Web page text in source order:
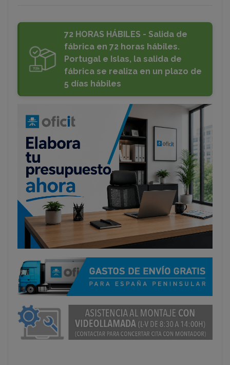
72 HORAS HÁBILES - Salida de
fábrica en 72 horas hábiles.
Portugal e Islas, la salida de
fábrica se realiza en un plazo de
5 días hábiles